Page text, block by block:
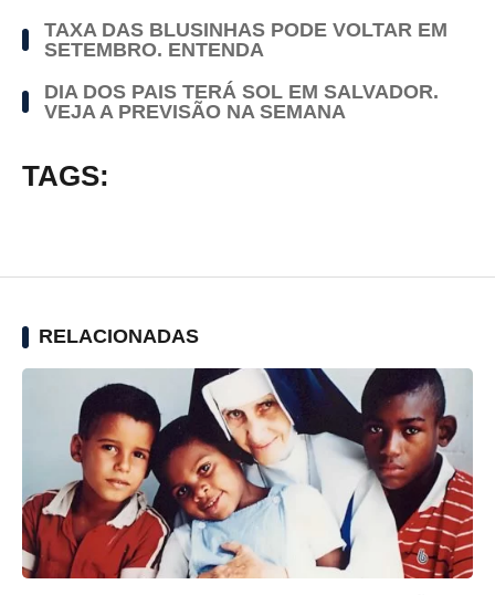
TAXA DAS BLUSINHAS PODE VOLTAR EM
SETEMBRO. ENTENDA
DIA DOS PAIS TERÁ SOL EM SALVADOR.
VEJA A PREVISÃO NA SEMANA
TAGS:
RELACIONADAS